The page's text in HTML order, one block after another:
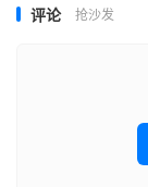
评论 抢沙发